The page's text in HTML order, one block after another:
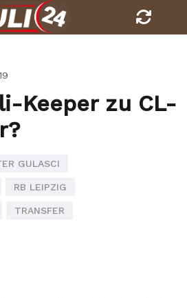
Keeper zu CL-
GULASCI
RB LEIPZIG
TRANSFER